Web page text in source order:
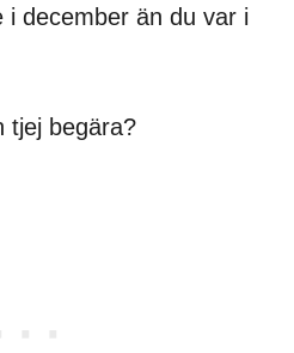
i december än du var i
tjej begära?